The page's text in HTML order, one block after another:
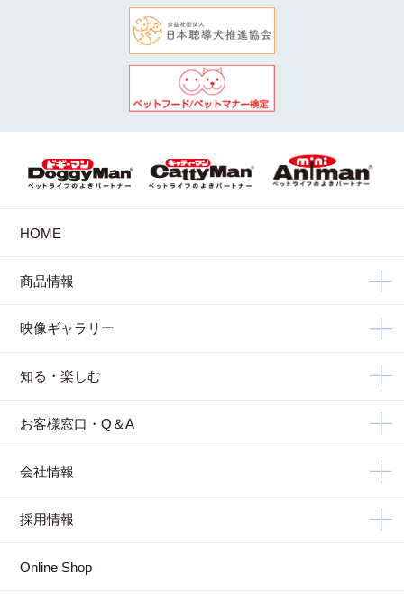
HOME
商品情報
映像ギャラリー
知る・楽しむ
お客様窓口・Q＆A
会社情報
採用情報
Online Shop